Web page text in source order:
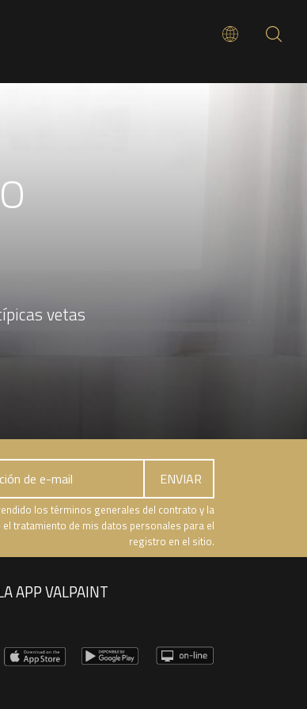
vetas
los términos generales del contrato y la
tratamiento de mis datos personales para el
registro en el sitio.
APP VALPAINT